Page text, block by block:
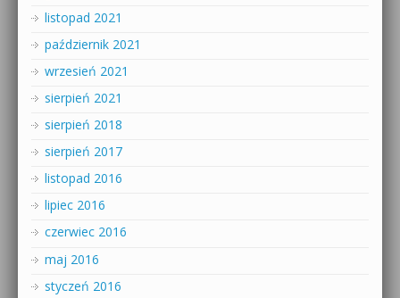
listopad 2021
październik 2021
wrzesień 2021
sierpień 2021
sierpień 2018
sierpień 2017
listopad 2016
lipiec 2016
czerwiec 2016
maj 2016
styczeń 2016